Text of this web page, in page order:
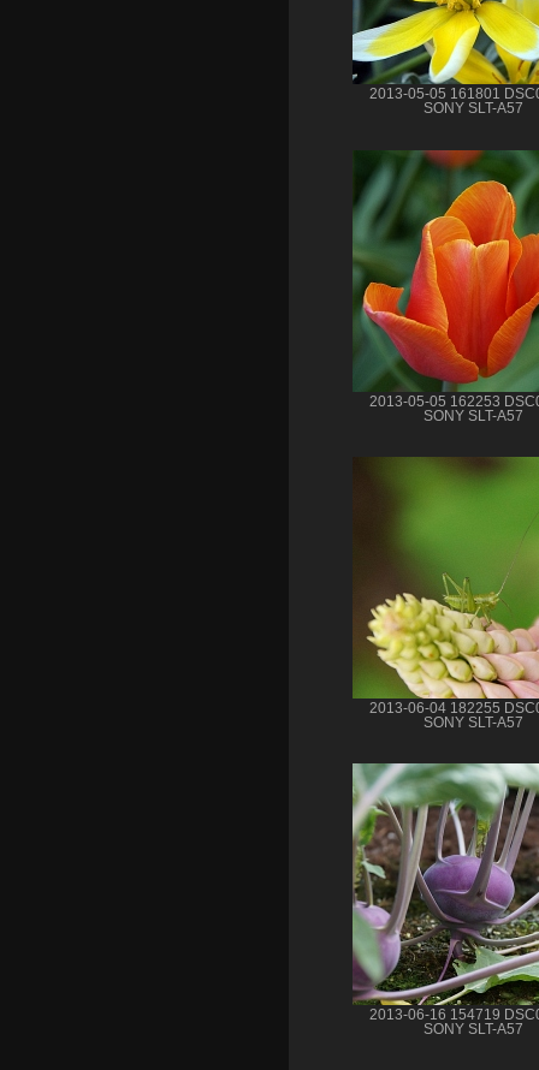
2013-05-05 161801
SONY SLT-A57
2013-05-05 162253
SONY SLT-A57
2013-06-04 182255
SONY SLT-A57
2013-06-16 154719
SONY SLT-A57